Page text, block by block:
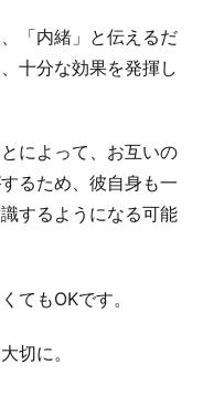
「内緒」と伝えるだ
十分な効果を発揮し
によって、お互いの
るため、彼自身も一
するようになる可能
てもOKです。
切に。